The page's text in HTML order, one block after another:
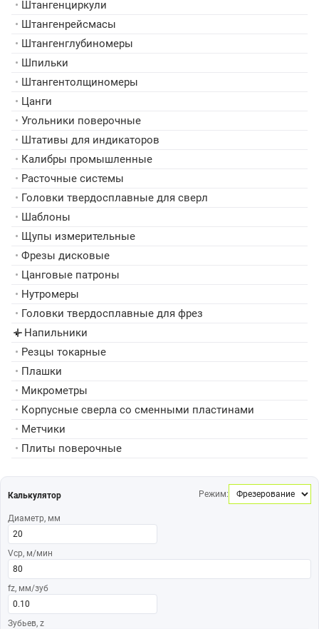
• Штангенциркули
• Штангенрейсмасы
• Штангенглубиномеры
• Шпильки
• Штангентолщиномеры
• Цанги
• Угольники поверочные
• Штативы для индикаторов
• Калибры промышленные
• Расточные системы
• Головки твердосплавные для сверл
• Шаблоны
• Щупы измерительные
• Фрезы дисковые
• Цанговые патроны
• Нутромеры
• Головки твердосплавные для фрез
▸ Напильники
• Резцы токарные
• Плашки
• Микрометры
• Корпусные сверла со сменными пластинами
• Метчики
• Плиты поверочные
Калькулятор Режим:
Диаметр, мм
Vср, м/мин
fz, мм/зуб
Зубьев, z